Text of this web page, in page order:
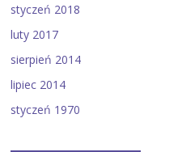
styczeń 2018
luty 2017
sierpień 2014
lipiec 2014
styczeń 1970